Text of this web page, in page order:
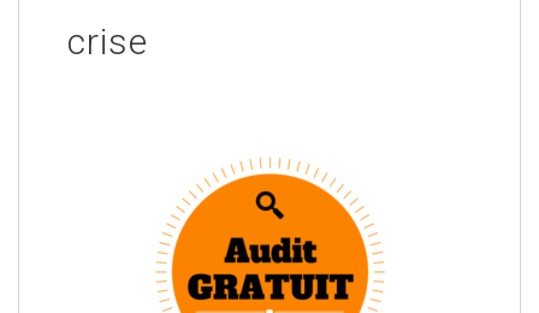
crise